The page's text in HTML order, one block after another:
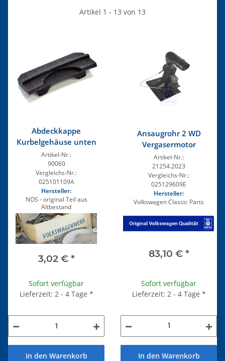
Artikel 1 - 13 von 13
Abdeckkappe
Kurbelgehäuse unten
Artikel-Nr.:
90060
Vergleichs-Nr.:
025101109A
Hersteller:
NOS - original Teil aus
Altbestand
3,02 € *
Sofort verfügbar
Lieferzeit: 2 - 4 Tage *
In den Warenkorb
Ansaugrohr 2 WD
Vergasermotor
Artikel-Nr.:
21254.2023
Vergleichs-Nr.:
025129609E
Hersteller:
Volkswagen Classic Parts
83,10 € *
Sofort verfügbar
Lieferzeit: 2 - 4 Tage *
In den Warenkorb